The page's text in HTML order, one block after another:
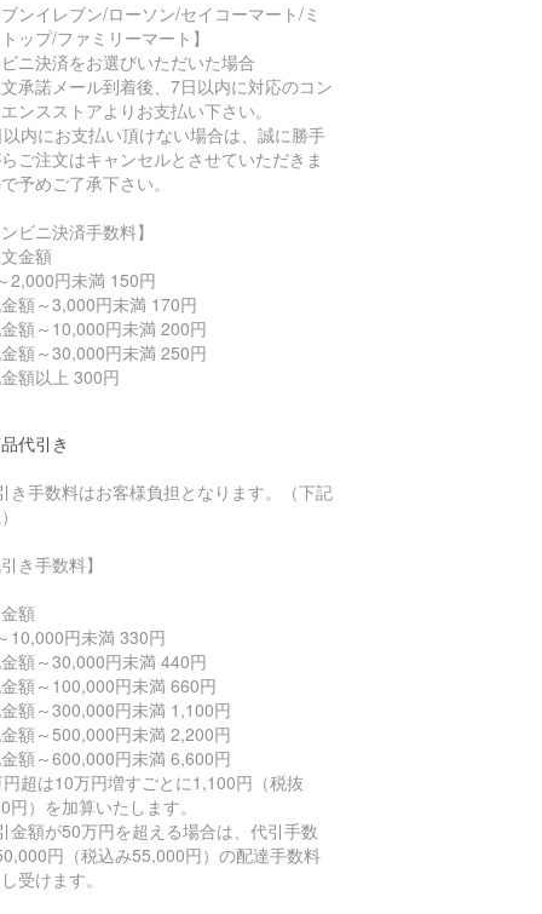
ブンイレブン/ローソン/セイコーマート/ミ
ップ/ファミリーマート】
ニ決済をお選びいただいた場合
承諾メール到着後、7日以内に対応のコン
ンスストアよりお支払い下さい。
内にお支払い頂けない場合は、誠に勝手
ご注文はキャンセルとさせていただきま
予めご了承下さい。
ンビニ決済手数料】
金額
2,000円未満 150円
額～3,000円未満 170円
額～10,000円未満 200円
額～30,000円未満 250円
額以上 300円
代引き
き手数料はお客様負担となります。（下記
引き手数料】
額
10,000円未満 330円
額～30,000円未満 440円
額～100,000円未満 660円
額～300,000円未満 1,100円
額～500,000円未満 2,200円
額～600,000円未満 6,600円
超は10万円増すごとに1,100円（税抜
円）を加算いたします。
金額が50万円を超える場合は、代引手数
円（税込み55,000円）の配達手数料
受けます。